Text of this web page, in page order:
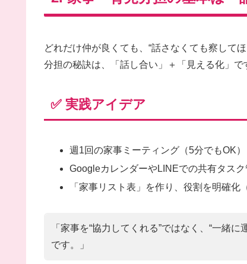
どれだけ仲が良くても、“話さなくても察してほ
分担の秘訣は、「話し合い」＋「見える化」で
✅ 実践アイデア
週1回の家事ミーティング（5分でもOK）
GoogleカレンダーやLINEでの共有タスク
「家事リスト表」を作り、役割を明確化
「家事を“協力してくれる”ではなく、“一緒
です。」